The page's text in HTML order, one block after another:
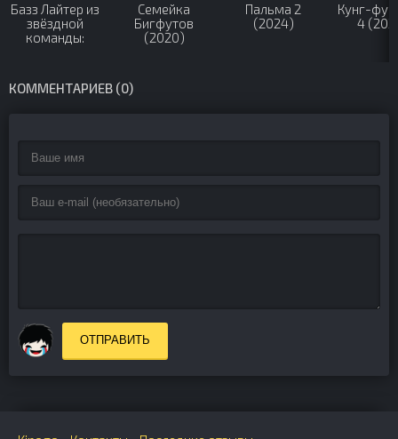
Базз Лайтер из
звёздной
команды:
(2000)
Семейка
Бигфутов
(2020)
Пальма 2
(2024)
Кунг-фу
4
КОММЕНТАРИЕВ (0)
ОТПРАВИТЬ